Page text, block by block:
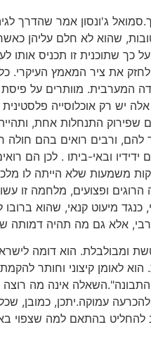
ג'ונסון אמר שהדרך
טובות, שהוא לא חלם עליהן
שתוכנית זו תכניס אותו
לחזק את ציר המאמץ העיקרי.
58% של השטחים הכבושים. בשטחים אלה יש רק
התנחלות אחת,
להם, ורבים רואים בהם חולה
ובאי-ביתו . לכן הם
משמעות שלא הייתה לו
ופצועים, מלחמה זו
כנגד מיעוט קנאי, שהוא
אלא גם מה תהיה דמותה
הוא דומה
לאומן קיצוני וחותר להקמת
התבונה".השאלה אינה מה
עמוקה.יתכן, כמובן,
להחליט בהתאם למה שצפוי